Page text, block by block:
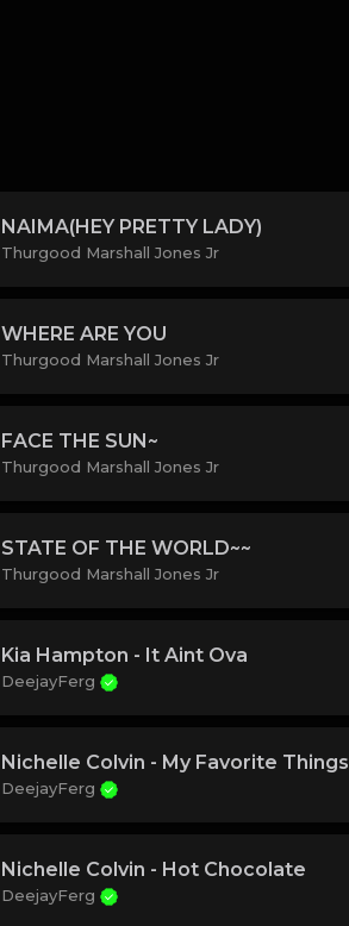
NAIMA(HEY PRETTY LADY)
Thurgood Marshall Jones Jr
WHERE ARE YOU
Thurgood Marshall Jones Jr
FACE THE SUN~
Thurgood Marshall Jones Jr
STATE OF THE WORLD~~
Thurgood Marshall Jones Jr
Kia Hampton - It Aint Ova
DeejayFerg
Nichelle Colvin - My Favorite Things
DeejayFerg
Nichelle Colvin - Hot Chocolate
DeejayFerg